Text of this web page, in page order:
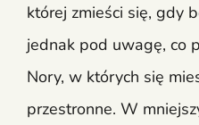
której zmieści się, gdy
jednak pod uwagę, co
Nory, w których się
przestronne. W